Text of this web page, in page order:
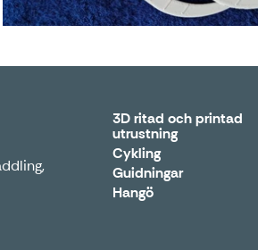
3D ritad och printad
utrustning
Cykling
Guidningar
Hangö